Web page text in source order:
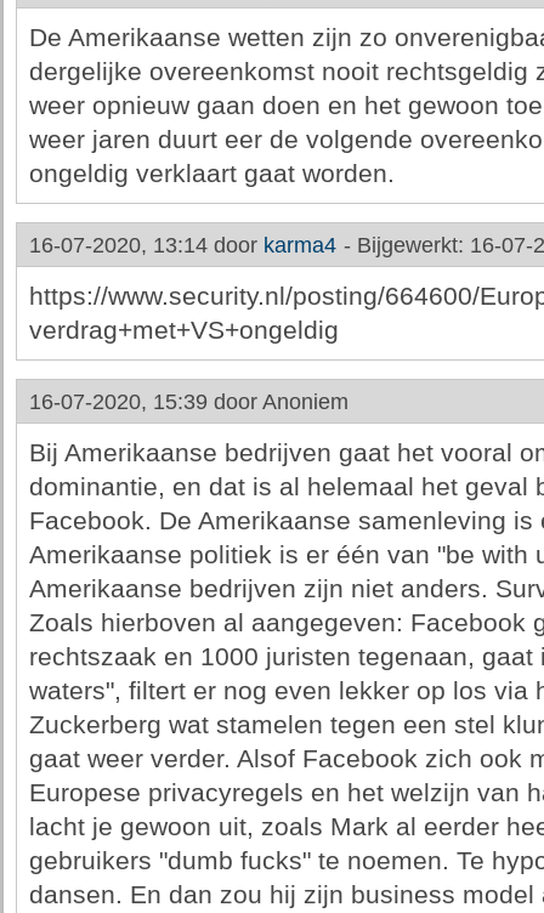
De Amerikaanse wetten zijn zo
dergelijke overeenkomst nooit rechtsgeldig
weer opnieuw gaan doen en het gewoon
weer jaren duurt eer de volgende
ongeldig verklaart gaat worden.
16-07-2020, 13:14 door karma4 - Bijgewerkt: 16-07-
https://www.security.nl/posting/664600/
verdrag+met+VS+ongeldig
16-07-2020, 15:39 door Anoniem
Bij Amerikaanse bedrijven gaat het vooral
dominantie, en dat is al helemaal het geval
Facebook. De Amerikaanse samenleving
Amerikaanse politiek is er één van "be with
Amerikaanse bedrijven zijn niet anders.
Zoals hierboven al aangegeven: Facebook
rechtszaak en 1000 juristen tegenaan,
waters", filtert er nog even lekker op los via
Zuckerberg wat stamelen tegen een stel
gaat weer verder. Alsof Facebook zich ook
Europese privacyregels en het welzijn van
lacht je gewoon uit, zoals Mark al eerder
gebruikers "dumb fucks" te noemen. Te
dansen. En dan zou hij zijn business